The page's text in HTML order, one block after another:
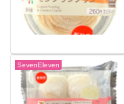
SevenEleven